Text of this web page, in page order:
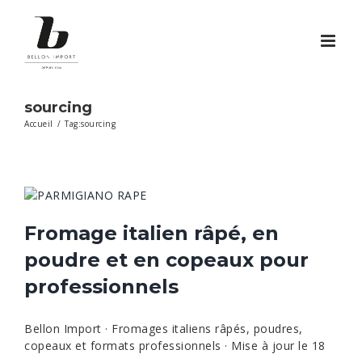
contenu
sourcing
Accueil / Tag:sourcing
Fromage italien râpé, en
poudre et en copeaux pour
professionnels
Bellon Import · Fromages italiens râpés, poudres,
copeaux et formats professionnels · Mise à jour le 18